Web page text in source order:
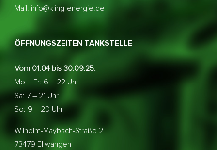
Mail: info@kling-energie.de
ÖFFNUNGSZEITEN TANKSTELLE
Vom 01.04 bis 30.09.25:
Mo – Fr: 6 – 22 Uhr
Sa: 7 – 21 Uhr
So: 9 – 20 Uhr
Wilhelm-Maybach-Straße 2
73479 Ellwangen